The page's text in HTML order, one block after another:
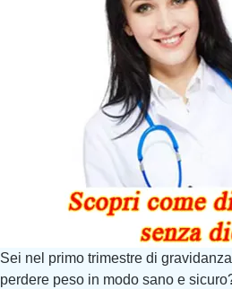
Sei nel primo trimestre di
perdere peso in modo sano e